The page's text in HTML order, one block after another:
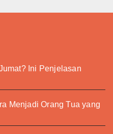
Ini Penjelasan
Menjadi Orang Tua yang